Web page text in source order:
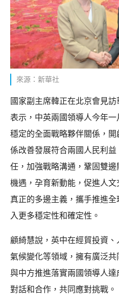
來源：新華社
國家副主席韓正在北京會見
表示，中英兩國領導人今年
穩定的全面戰略夥伴關係，
係改善發展符合兩國人民利
任，加強戰略溝通，鞏固雙
機遇，孕育新動能，促進人
真正的多邊主義，攜手推進
入更多穩定性和確定性。
顧綺慧說，英中在經貿投資
氣候變化等領域，擁有廣泛
與中方推進落實兩國領導人
對話和合作，共同應對挑戰。